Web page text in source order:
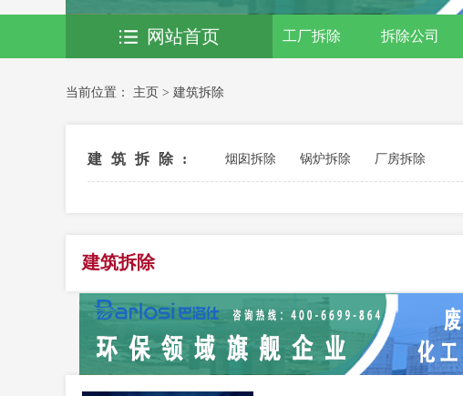
工厂拆除 拆除公司
网站首页
当前位置： 主页 > 建筑拆除
建筑拆除: 烟囱拆除 锅炉拆除 厂房拆除
建筑拆除